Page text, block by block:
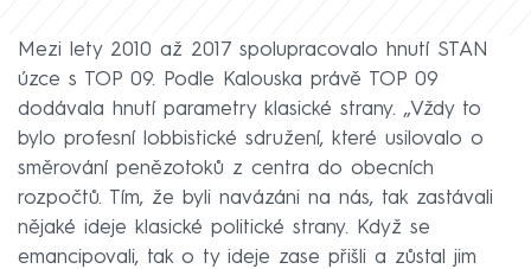
Mezi lety 2010 až 2017 spolupracovalo hnutí STAN
úzce s TOP 09. Podle Kalouska právě TOP 09
dodávala hnutí parametry klasické strany. „Vždy to
bylo profesní lobbistické sdružení, které usilovalo o
směrování penězotoků z centra do obecních
rozpočtů. Tím, že byli navázáni na nás, tak zastávali
nějaké ideje klasické politické strany. Když se
emancipovali, tak o ty ideje zase přišli a zůstal jim